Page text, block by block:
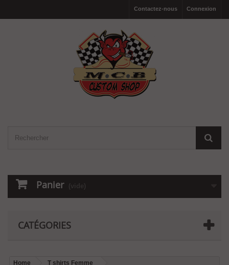
Connexion
Contactez-nous
Panier (vide)
CATÉGORIES
Home
T shirts Femme